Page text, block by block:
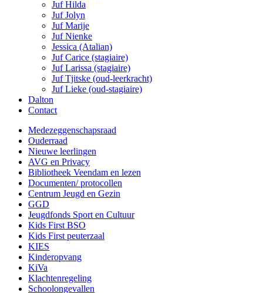
Juf Hilda
Juf Jolyn
Juf Marije
Juf Nienke
Jessica (Atalian)
Juf Carice (stagiaire)
Juf Larissa (stagiaire)
Juf Tjitske (oud-leerkracht)
Juf Lieke (oud-stagiaire)
Dalton
Contact
Medezeggenschapsraad
Ouderraad
Nieuwe leerlingen
AVG en Privacy
Bibliotheek Veendam en lezen
Documenten/ protocollen
Centrum Jeugd en Gezin
GGD
Jeugdfonds Sport en Cultuur
Kids First BSO
Kids First peuterzaal
KIES
Kinderopvang
KiVa
Klachtenregeling
Schoolongevallen